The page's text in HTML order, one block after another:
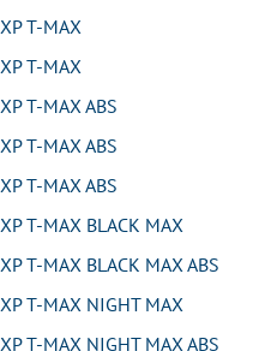
T-MAX
T-MAX
T-MAX ABS
T-MAX ABS
T-MAX ABS
T-MAX BLACK MAX
MAX BLACK MAX ABS
T-MAX NIGHT MAX
MAX NIGHT MAX ABS